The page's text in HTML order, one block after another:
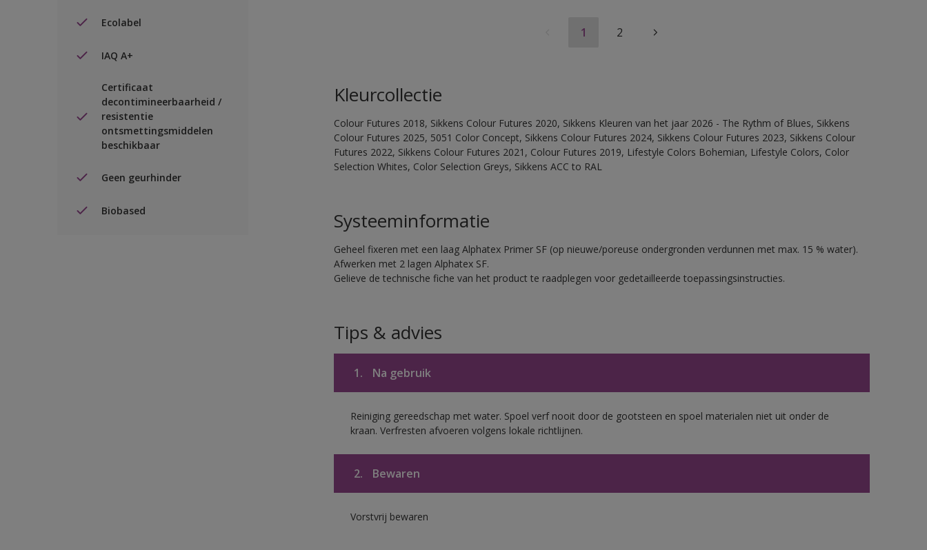
Ecolabel
IAQ A+
Certificaat
decontimineerbaarheid /
resistentie
ontsmettingsmiddelen
beschikbaar
Geen geurhinder
Biobased
1 2
Kleurcollectie
Colour Futures 2018, Sikkens Colour Futures 2020, Sikkens Kleuren van het jaar 2026 - The Rythm of Blues, Sikkens
Colour Futures 2025, 5051 Color Concept, Sikkens Colour Futures 2024, Sikkens Colour Futures 2023, Sikkens Colour
Futures 2022, Sikkens Colour Futures 2021, Colour Futures 2019, Lifestyle Colors Bohemian, Lifestyle Colors, Color
Selection Whites, Color Selection Greys, Sikkens ACC to RAL
Systeeminformatie
Geheel fixeren met een laag Alphatex Primer SF (op nieuwe/poreuse ondergronden verdunnen met max. 15 % water).
Afwerken met 2 lagen Alphatex SF.
Gelieve de technische fiche van het product te raadplegen voor gedetailleerde toepassingsinstructies.
Tips & advies
1. Na gebruik
Reiniging gereedschap met water. Spoel verf nooit door de gootsteen en spoel materialen niet uit onder de
kraan. Verfresten afvoeren volgens lokale richtlijnen.
2. Bewaren
Vorstvrij bewaren